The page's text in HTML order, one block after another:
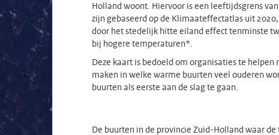
Holland woont. Hiervoor is een leeftijdsgrens
zijn gebaseerd op de Klimaateffectatlas uit
door het stedelijk hitte eiland effect tenminste
bij hogere temperaturen*.
Deze kaart is bedoeld om organisaties te
maken in welke warme buurten veel ouderen
buurten als eerste aan de slag te gaan.
De buurten in de provincie Zuid-Holland waar